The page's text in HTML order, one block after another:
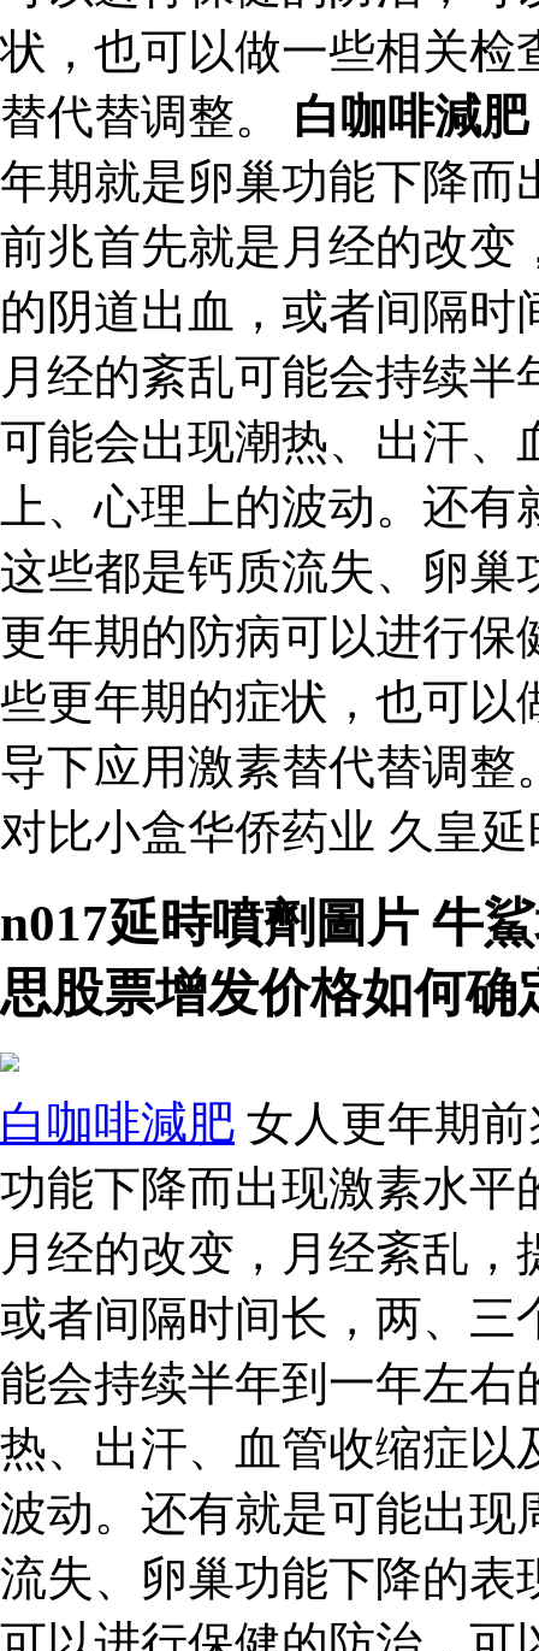
状，也可以做一些相关检
替代替调整。 白咖啡減肥
年期就是卵巢功能下降而
前兆首先就是月经的改变
的阴道出血，或者间隔
月经的紊乱可能会持续
可能会出现潮热、出汗、
上、心理上的波动。还
这些都是钙质流失、卵巢
更年期的防病可以进行保
些更年期的症状，也可以
导下应用激素替代替调整
对比小盒华侨药业 久皇
n017延時噴劑圖片 牛
思股票增发价格如何确
白咖啡減肥 女人更年期
功能下降而出现激素水平
月经的改变，月经紊乱
或者间隔时间长，两、三
能会持续半年到一年左右
热、出汗、血管收缩症以
波动。还有就是可能出现
流失、卵巢功能下降的表